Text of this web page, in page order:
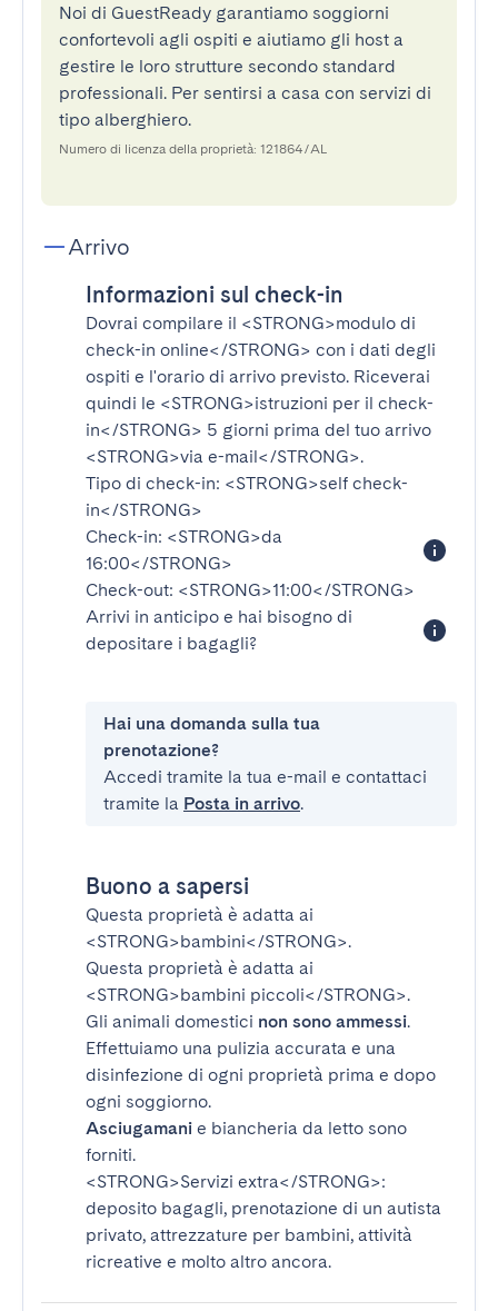
Noi di GuestReady garantiamo soggiorni
confortevoli agli ospiti e aiutiamo gli host a
gestire le loro strutture secondo standard
professionali. Per sentirsi a casa con servizi di
tipo alberghiero.
Numero di licenza della proprietà: 121864/AL
Arrivo
Informazioni sul check-in
Dovrai compilare il <STRONG>modulo di
check-in online</STRONG> con i dati degli
ospiti e l'orario di arrivo previsto. Riceverai
quindi le <STRONG>istruzioni per il check-
in</STRONG> 5 giorni prima del tuo arrivo
<STRONG>via e-mail</STRONG>.
Tipo di check-in: <STRONG>self check-
in</STRONG>
Check-in: <STRONG>da
16:00</STRONG>
Check-out: <STRONG>11:00</STRONG>
Arrivi in anticipo e hai bisogno di
depositare i bagagli?
Hai una domanda sulla tua
prenotazione?
Accedi tramite la tua e-mail e contattaci
tramite la Posta in arrivo.
Buono a sapersi
Questa proprietà è adatta ai
<STRONG>bambini</STRONG>.
Questa proprietà è adatta ai
<STRONG>bambini piccoli</STRONG>.
Gli animali domestici non sono ammessi.
Effettuiamo una pulizia accurata e una
disinfezione di ogni proprietà prima e dopo
ogni soggiorno.
Asciugamani e biancheria da letto sono
forniti.
<STRONG>Servizi extra</STRONG>:
deposito bagagli, prenotazione di un autista
privato, attrezzature per bambini, attività
ricreative e molto altro ancora.